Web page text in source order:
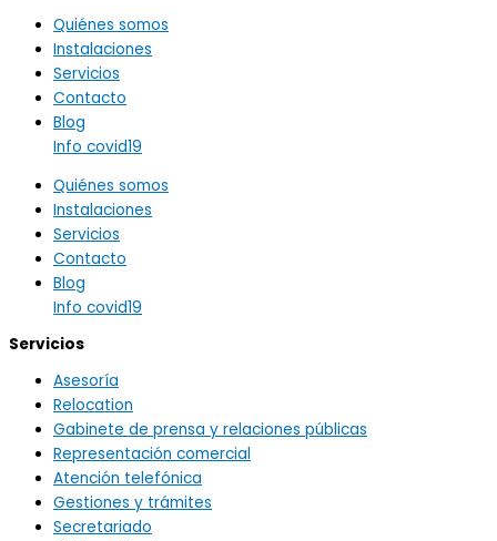
Quiénes somos
Instalaciones
Servicios
Contacto
Blog
Info covid19
Quiénes somos
Instalaciones
Servicios
Contacto
Blog
Info covid19
Servicios
Asesoría
Relocation
Gabinete de prensa y relaciones públicas
Representación comercial
Atención telefónica
Gestiones y trámites
Secretariado